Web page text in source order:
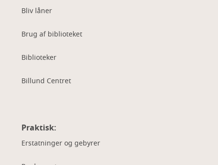
Bliv låner
Brug af biblioteket
Biblioteker
Billund Centret
Praktisk:
Erstatninger og gebyrer